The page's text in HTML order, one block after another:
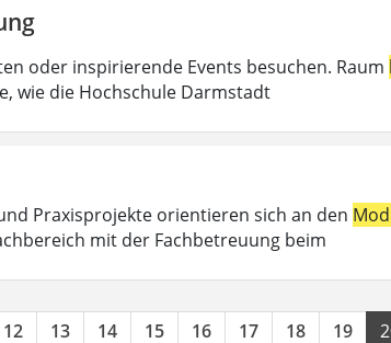
oder inspirierende Events besuchen. Raum
wie die Hochschule Darmstadt
Praxisprojekte orientieren sich an den
mit der Fachbetreuung beim
12 13 14 15 16 17 18 19